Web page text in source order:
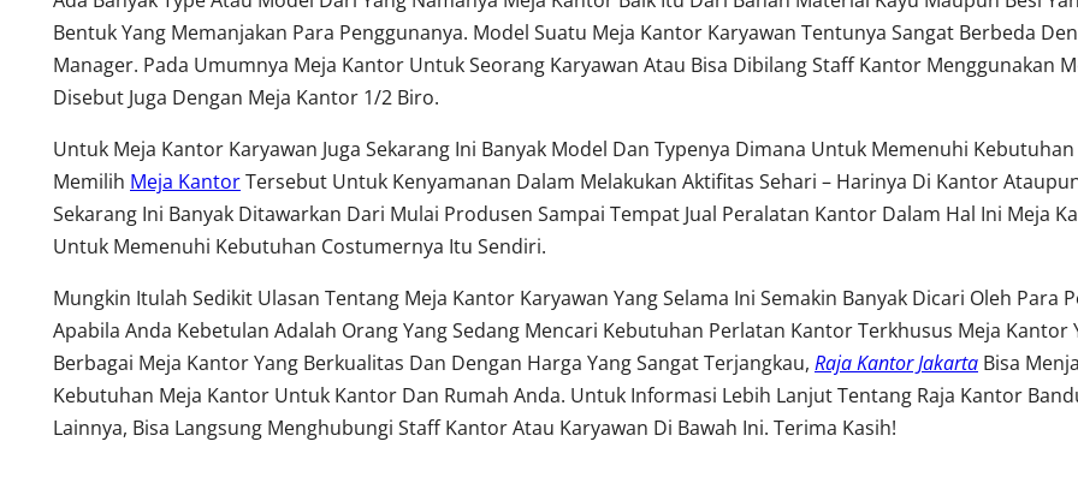
Bentuk Yang Memanjakan Para Penggunanya. Model Suatu Meja Kantor Karyawan Tentunya Sangat Berbeda
Manager. Pada Umumnya Meja Kantor Untuk Seorang Karyawan Atau Bisa Dibilang Staff Kantor Menggunakan
Disebut Juga Dengan Meja Kantor 1/2 Biro.
Untuk Meja Kantor Karyawan Juga Sekarang Ini Banyak Model Dan Typenya Dimana Untuk Memenuhi
Memilih Meja KantorTersebut Untuk Kenyamanan Dalam Melakukan Aktifitas Sehari – Harinya Di Kantor
Sekarang Ini Banyak Ditawarkan Dari Mulai Produsen Sampai Tempat Jual Peralatan Kantor Dalam Hal Ini Meja
Untuk Memenuhi Kebutuhan Costumernya Itu Sendiri.
Mungkin Itulah Sedikit Ulasan Tentang Meja Kantor Karyawan Yang Selama Ini Semakin Banyak Dicari Oleh
Apabila Anda Kebetulan Adalah Orang Yang Sedang Mencari Kebutuhan Perlatan Kantor Terkhusus Meja Kantor
Berbagai Meja Kantor Yang Berkualitas Dan Dengan Harga Yang Sangat Terjangkau, Raja Kantor Jakarta Bisa
Kebutuhan Meja Kantor Untuk Kantor Dan Rumah Anda. Untuk Informasi Lebih Lanjut Tentang Raja Kantor
Lainnya, Bisa Langsung Menghubungi Staff Kantor Atau Karyawan Di Bawah Ini. Terima Kasih!